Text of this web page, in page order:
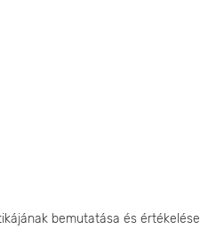
bemutatása és értékelése